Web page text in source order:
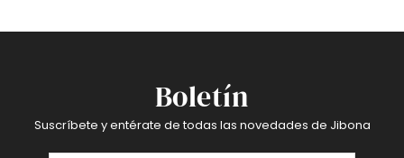
Boletín
Suscríbete y entérate de todas las novedades de Jibona